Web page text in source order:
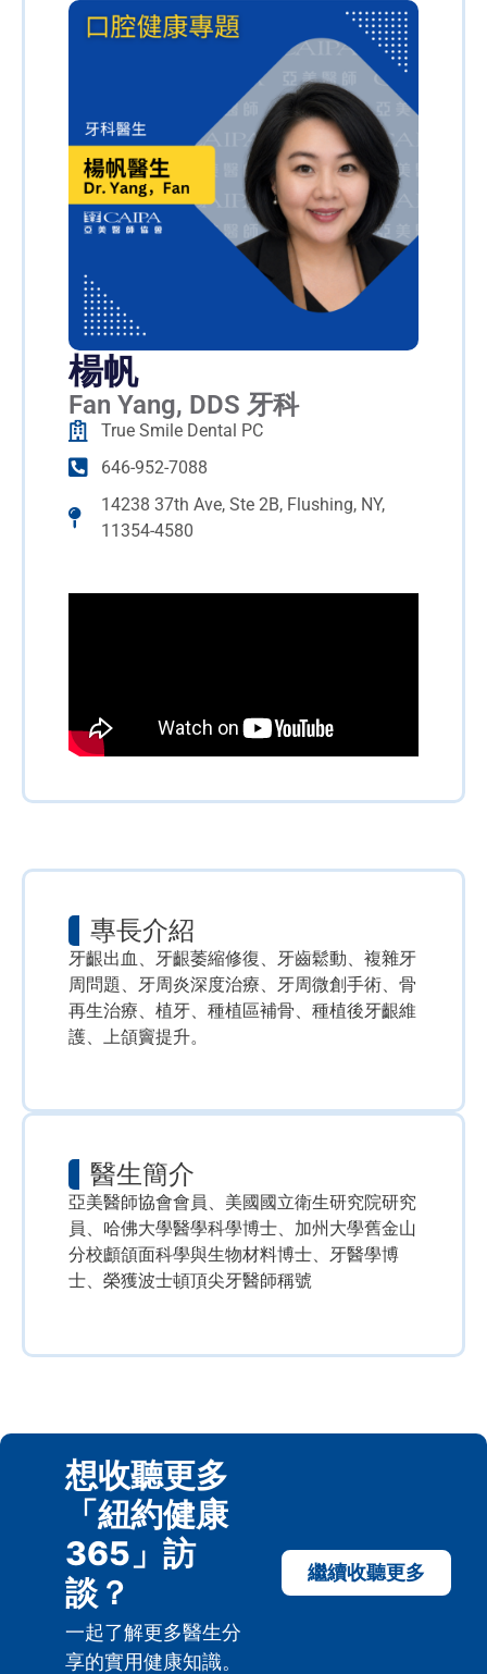
楊帆
Fan Yang, DDS 牙科
True Smile Dental PC
646-952-7088
14238 37th Ave, Ste 2B, Flushing, NY,
11354-4580
專長介紹
牙齦出血、牙齦萎縮修復、牙齒鬆動、複雜牙
周問題、牙周炎深度治療、牙周微創手術、骨
再生治療、植牙、種植區補骨、種植後牙齦維
護、上頜竇提升。
醫生簡介
亞美醫師協會會員、美國國立衛生研究院研究
員、哈佛大學醫學科學博士、加州大學舊金山
分校顱頜面科學與生物材料博士、牙醫學博
士、榮獲波士頓頂尖牙醫師稱號
想收聽更多
「紐約健康
365」訪
談？
一起了解更多醫生分
享的實用健康知識。
繼續收聽更多